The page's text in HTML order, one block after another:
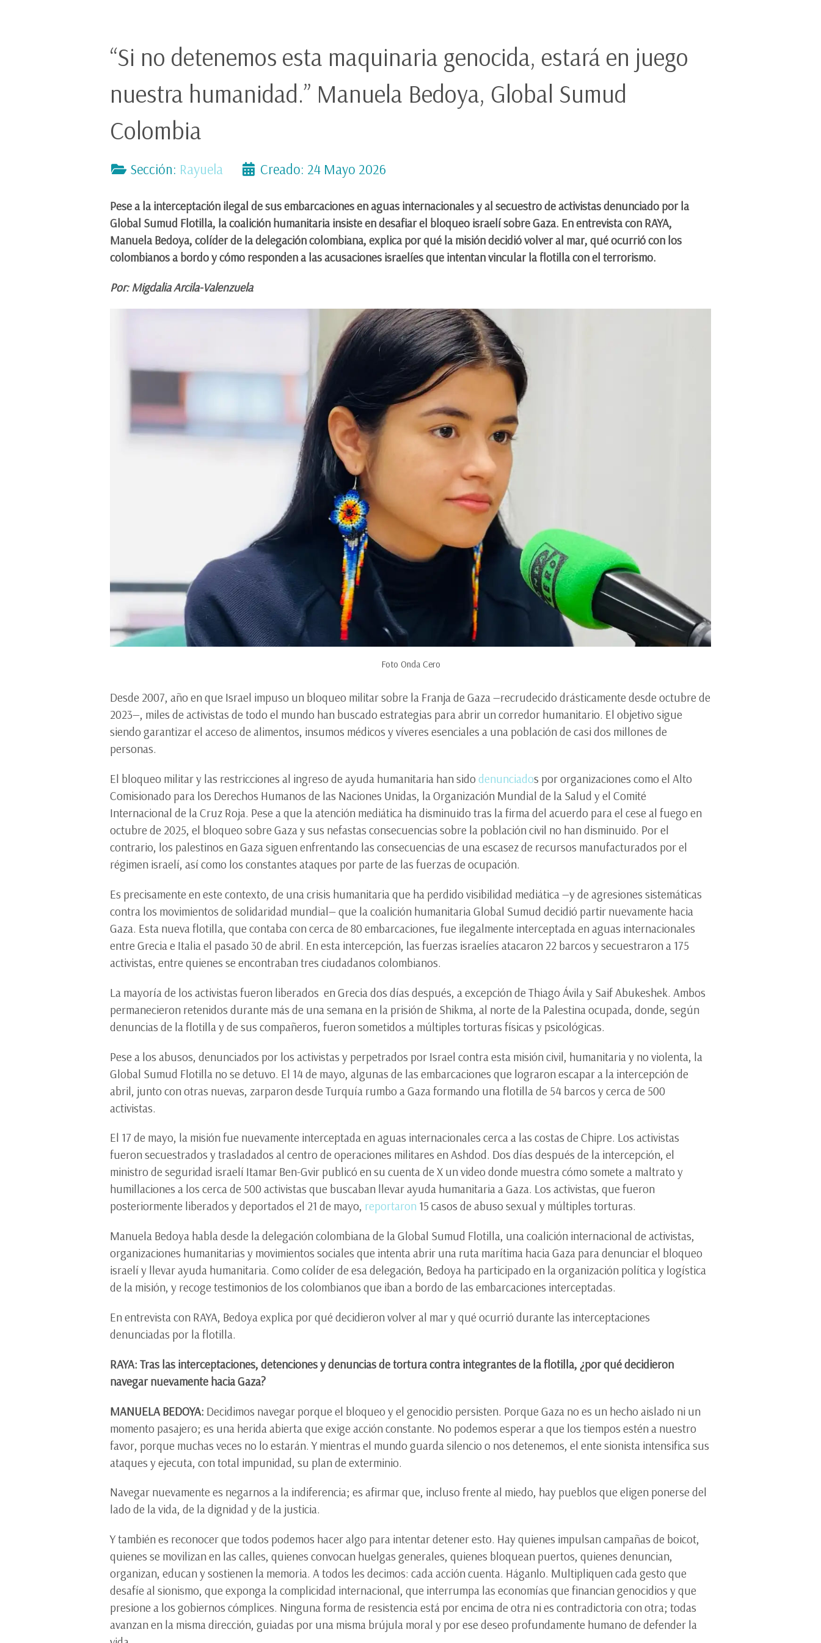
“Si no detenemos esta maquinaria genocida, estará en juego
nuestra humanidad.” Manuela Bedoya, Global Sumud
Colombia
Sección: Rayuela Creado: 24 Mayo 2026
Pese a la interceptación ilegal de sus embarcaciones en aguas internacionales y al secuestro de activistas denunciado por la
Global Sumud Flotilla, la coalición humanitaria insiste en desafiar el bloqueo israelí sobre Gaza. En entrevista con RAYA,
Manuela Bedoya, colíder de la delegación colombiana, explica por qué la misión decidió volver al mar, qué ocurrió con los
colombianos a bordo y cómo responden a las acusaciones israelíes que intentan vincular la flotilla con el terrorismo.
Por: Migdalia Arcila-Valenzuela
Foto Onda Cero
Desde 2007, año en que Israel impuso un bloqueo militar sobre la Franja de Gaza —recrudecido drásticamente desde octubre de
2023—, miles de activistas de todo el mundo han buscado estrategias para abrir un corredor humanitario. El objetivo sigue
siendo garantizar el acceso de alimentos, insumos médicos y víveres esenciales a una población de casi dos millones de
personas.
El bloqueo militar y las restricciones al ingreso de ayuda humanitaria han sidodenunciados por organizaciones como el Alto
Comisionado para los Derechos Humanos de las Naciones Unidas, la Organización Mundial de la Salud y el Comité
Internacional de la Cruz Roja. Pese a que la atención mediática ha disminuido tras la firma del acuerdo para el cese al fuego en
octubre de 2025, el bloqueo sobre Gaza y sus nefastas consecuencias sobre la población civil no han disminuido. Por el
contrario, los palestinos en Gaza siguen enfrentando las consecuencias de una escasez de recursos manufacturados por el
régimen israelí, así como los constantes ataques por parte de las fuerzas de ocupación.
Es precisamente en este contexto, de una crisis humanitaria que ha perdido visibilidad mediática —y de agresiones sistemáticas
contra los movimientos de solidaridad mundial— que la coalición humanitaria Global Sumud decidió partir nuevamente hacia
Gaza. Esta nueva flotilla, que contaba con cerca de 80 embarcaciones, fue ilegalmente interceptada en aguas internacionales
entre Grecia e Italia el pasado 30 de abril. En esta intercepción, las fuerzas israelíes atacaron 22 barcos y secuestraron a 175
activistas, entre quienes se encontraban tres ciudadanos colombianos.
La mayoría de los activistas fueron liberados en Grecia dos días después, a excepción de Thiago Ávila y Saif Abukeshek. Ambos
permanecieron retenidos durante más de una semana en la prisión de Shikma, al norte de la Palestina ocupada, donde, según
denuncias de la flotilla y de sus compañeros, fueron sometidos a múltiples torturas físicas y psicológicas.
Pese a los abusos, denunciados por los activistas y perpetrados por Israel contra esta misión civil, humanitaria y no violenta, la
Global Sumud Flotilla no se detuvo. El 14 de mayo, algunas de las embarcaciones que lograron escapar a la intercepción de
abril, junto con otras nuevas, zarparon desde Turquía rumbo a Gaza formando una flotilla de 54 barcos y cerca de 500
activistas.
El 17 de mayo, la misión fue nuevamente interceptada en aguas internacionales cerca a las costas de Chipre. Los activistas
fueron secuestrados y trasladados al centro de operaciones militares en Ashdod. Dos días después de la intercepción, el
ministro de seguridad israelí Itamar Ben-Gvir publicó en su cuenta de X un video donde muestra cómo somete a maltrato y
humillaciones a los cerca de 500 activistas que buscaban llevar ayuda humanitaria a Gaza. Los activistas, que fueron
posteriormente liberados y deportados el 21 de mayo, reportaron 15 casos de abuso sexual y múltiples torturas.
Manuela Bedoya habla desde la delegación colombiana de la Global Sumud Flotilla, una coalición internacional de activistas,
organizaciones humanitarias y movimientos sociales que intenta abrir una ruta marítima hacia Gaza para denunciar el bloqueo
israelí y llevar ayuda humanitaria. Como colíder de esa delegación, Bedoya ha participado en la organización política y logística
de la misión, y recoge testimonios de los colombianos que iban a bordo de las embarcaciones interceptadas.
En entrevista con RAYA, Bedoya explica por qué decidieron volver al mar y qué ocurrió durante las interceptaciones
denunciadas por la flotilla.
RAYA: Tras las interceptaciones, detenciones y denuncias de tortura contra integrantes de la flotilla, ¿por qué decidieron
navegar nuevamente hacia Gaza?
MANUELA BEDOYA: Decidimos navegar porque el bloqueo y el genocidio persisten. Porque Gaza no es un hecho aislado ni un
momento pasajero; es una herida abierta que exige acción constante. No podemos esperar a que los tiempos estén a nuestro
favor, porque muchas veces no lo estarán. Y mientras el mundo guarda silencio o nos detenemos, el ente sionista intensifica sus
ataques y ejecuta, con total impunidad, su plan de exterminio.
Navegar nuevamente es negarnos a la indiferencia; es afirmar que, incluso frente al miedo, hay pueblos que eligen ponerse del
lado de la vida, de la dignidad y de la justicia.
Y también es reconocer que todos podemos hacer algo para intentar detener esto. Hay quienes impulsan campañas de boicot,
quienes se movilizan en las calles, quienes convocan huelgas generales, quienes bloquean puertos, quienes denuncian,
organizan, educan y sostienen la memoria. A todos les decimos: cada acción cuenta. Háganlo. Multipliquen cada gesto que
desafíe al sionismo, que exponga la complicidad internacional, que interrumpa las economías que financian genocidios y que
presione a los gobiernos cómplices. Ninguna forma de resistencia está por encima de otra ni es contradictoria con otra; todas
avanzan en la misma dirección, guiadas por una misma brújula moral y por ese deseo profundamente humano de defender la